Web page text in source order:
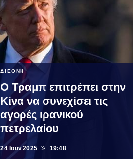
ΔΙΕΘΝΗ
Ο Τραμπ επιτρέπει στην
Κίνα να συνεχίσει τις
αγορές ιρανικού
πετρελαίου
24 Ιουν 2025 19:48